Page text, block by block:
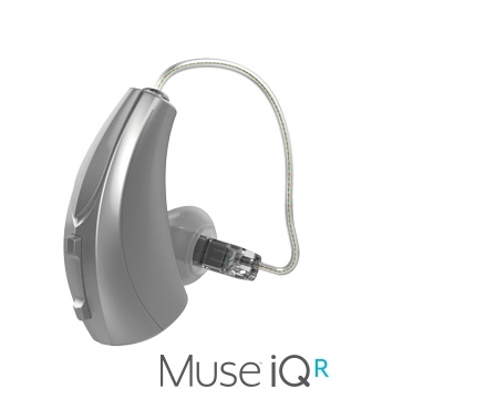
HoorapparaatbatterijenOticon hoorapparaten
ReSound Vivia
Oticon Intent Signia Silk Domes
Oticon Intent 1 - Oplaadbaar
De Oticon Intent is het nieuwste hoorapparaat van dit moment.